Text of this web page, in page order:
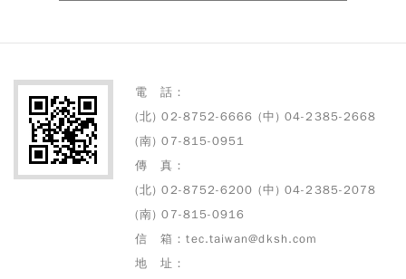
電 話：
(北) 02-8752-6666 (中) 04-2385-2668
(南) 07-815-0951
傳 真：
(北) 02-8752-6200 (中) 04-2385-2078
(南) 07-815-0916
信 箱：tec.taiwan@dksh.com
地 址：